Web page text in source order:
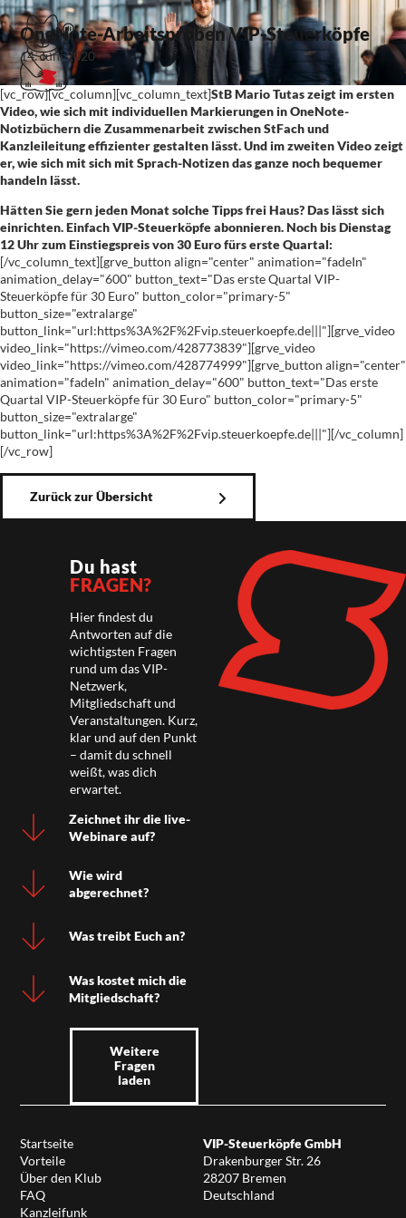
OneNote-Arbeitsproben VIP-Steuerköpfe
14. Juni 2020
[vc_row][vc_column][vc_column_text]StB Mario Tutas zeigt im ersten
Video, wie sich mit individuellen Markierungen in OneNote-
Notizbüchern die Zusammenarbeit zwischen StFach und
Kanzleileitung effizienter gestalten lässt. Und im zweiten Video zeigt
er, wie sich mit sich mit Sprach-Notizen das ganze noch bequemer
handeln lässt.
Hätten Sie gern jeden Monat solche Tipps frei Haus? Das lässt sich
einrichten. Einfach VIP-Steuerköpfe abonnieren. Noch bis Dienstag
12 Uhr zum Einstiegspreis von 30 Euro fürs erste Quartal:
[/vc_column_text][grve_button align="center" animation="fadeIn"
animation_delay="600" button_text="Das erste Quartal VIP-
Steuerköpfe für 30 Euro" button_color="primary-5"
button_size="extralarge"
button_link="url:https%3A%2F%2Fvip.steuerkoepfe.de|||"][grve_video
video_link="https://vimeo.com/428773839"][grve_video
video_link="https://vimeo.com/428774999"][grve_button align="center"
animation="fadeIn" animation_delay="600" button_text="Das erste
Quartal VIP-Steuerköpfe für 30 Euro" button_color="primary-5"
button_size="extralarge"
button_link="url:https%3A%2F%2Fvip.steuerkoepfe.de|||"][/vc_column]
[/vc_row]
Zurück zur Übersicht
Du hast
FRAGEN?
Hier findest du
Antworten auf die
wichtigsten Fragen
rund um das VIP-
Netzwerk,
Mitgliedschaft und
Veranstaltungen. Kurz,
klar und auf den Punkt
– damit du schnell
weißt, was dich
erwartet.
Zeichnet ihr die live-
Webinare auf?
Wie wird
abgerechnet?
Was treibt Euch an?
Was kostet mich die
Mitgliedschaft?
Weitere
Fragen
laden
Startseite
Vorteile
Über den Klub
FAQ
Kanzleifunk
VIP-Steuerköpfe GmbH
Drakenburger Str. 26
28207 Bremen
Deutschland